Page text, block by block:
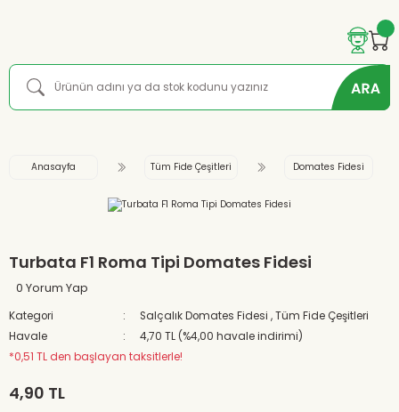
Anasayfa Tüm Fide Çeşitleri Domates Fidesi
Turbata F1 Roma Tipi Domates Fidesi
0 Yorum Yap
Kategori Salçalık Domates Fidesi ,Tüm Fide Çeşitleri
Havale
4,70 TL (%4,00 havale indirimi)
*0,51 TL den başlayan taksitlerle!
4,90 TL